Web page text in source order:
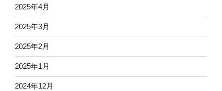
2025年4月
2025年3月
2025年2月
2025年1月
2024年12月